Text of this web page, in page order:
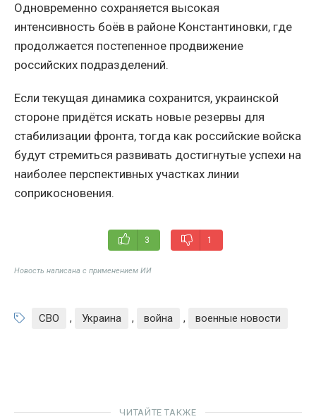
Одновременно сохраняется высокая
интенсивность боёв в районе Константиновки, где
продолжается постепенное продвижение
российских подразделений.
Если текущая динамика сохранится, украинской
стороне придётся искать новые резервы для
стабилизации фронта, тогда как российские войска
будут стремиться развивать достигнутые успехи на
наиболее перспективных участках линии
соприкосновения.
3 1
Новость написана с применением ИИ
СВО , Украина , война , военные новости
ЧИТАЙТЕ ТАКЖЕ